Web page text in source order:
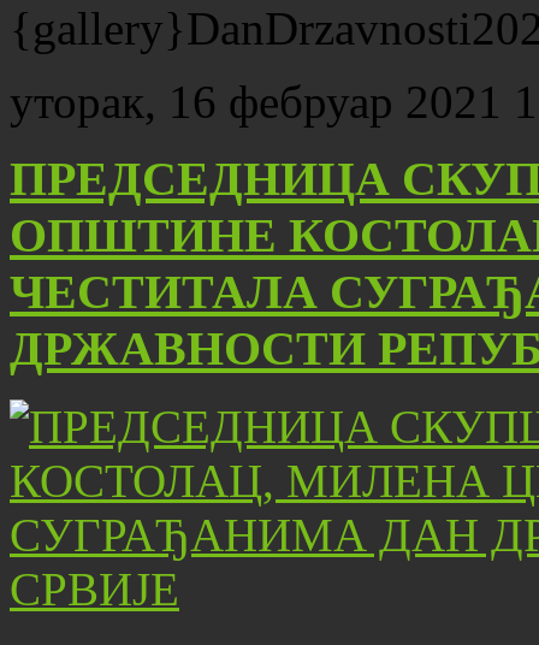
уторак, 16 фебруар 2021
ПРЕДСЕДНИЦА
ОПШТИНЕ
ЧЕСТИТАЛА
ДРЖАВНОСТИ